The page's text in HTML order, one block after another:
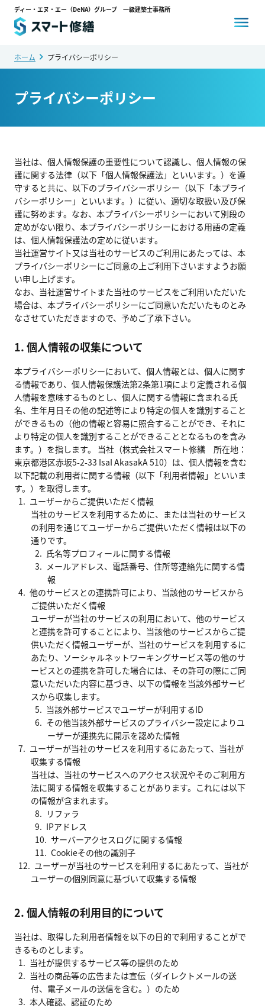
ディー・エヌ・エー（DeNA）グループ 一級建築士事務所
スマート修繕とは
選ばれる理由
お客様の声
0120-14-370424時間対応 通話料・相談料 無料
お問い合わせ 資料請求
ホーム プライバシーポリシー
プライバシーポリシー
当社は、個人情報保護の重要性について認識し、個人情報の保
護に関する法律（以下「個人情報保護法」といいます。）を遵
守すると共に、以下のプライバシーポリシー（以下「本プライ
バシーポリシー」といいます。）に従い、適切な取扱い及び保
護に努めます。なお、本プライバシーポリシーにおいて別段の
定めがない限り、本プライバシーポリシーにおける用語の定義
は、個人情報保護法の定めに従います。
当社運営サイト又は当社のサービスのご利用にあたっては、本
プライバシーポリシーにご同意の上ご利用下さいますようお願
い申し上げます。
なお、当社運営サイトまた当社のサービスをご利用いただいた
場合は、本プライバシーポリシーにご同意いただいたものとみ
なさせていただきますので、予めご了承下さい。
1. 個人情報の収集について
本プライバシーポリシーにおいて、個人情報とは、個人に関す
る情報であり、個人情報保護法第2条第1項により定義される個
人情報を意味するものとし、個人に関する情報に含まれる氏
名、生年月日その他の記述等により特定の個人を識別すること
ができるもの（他の情報と容易に照合することができ、それに
より特定の個人を識別することができることとなるものを含み
ます。）を指します。 当社（株式会社スマート修繕 所在地：
東京都港区赤坂5-2-33 IsaI AkasakA 510）は、個人情報を含む
以下記載の利用者に関する情報（以下「利用者情報」といいま
す。）を取得します。
ユーザーからご提供いただく情報
当社のサービスを利用するために、または当社のサービス
の利用を通じてユーザーからご提供いただく情報は以下の
通りです。
氏名等プロフィールに関する情報
メールアドレス、電話番号、住所等連絡先に関する情
報
他のサービスとの連携許可により、当該他のサービスから
ご提供いただく情報
ユーザーが当社のサービスの利用において、他のサービス
と連携を許可することにより、当該他のサービスからご提
供いただく情報ユーザーが、当社のサービスを利用するに
あたり、ソーシャルネットワーキングサービス等の他のサ
ービスとの連携を許可した場合には、その許可の際にご同
意いただいた内容に基づき、以下の情報を当該外部サービ
スから収集します。
当該外部サービスでユーザーが利用するID
その他当該外部サービスのプライバシー設定によりユ
ーザーが連携先に開示を認めた情報
ユーザーが当社のサービスを利用するにあたって、当社が
収集する情報
当社は、当社のサービスへのアクセス状況やそのご利用方
法に関する情報を収集することがあります。これには以下
の情報が含まれます。
リファラ
IPアドレス
サーバーアクセスログに関する情報
Cookieその他の識別子
ユーザーが当社のサービスを利用するにあたって、当社が
ユーザーの個別同意に基づいて収集する情報
2. 個人情報の利用目的について
当社は、取得した利用者情報を以下の目的で利用することがで
きるものとします。
当社が提供するサービス等の提供のため
当社の商品等の広告または宣伝（ダイレクトメールの送
付、電子メールの送信を含む。）のため
本人確認、認証のため